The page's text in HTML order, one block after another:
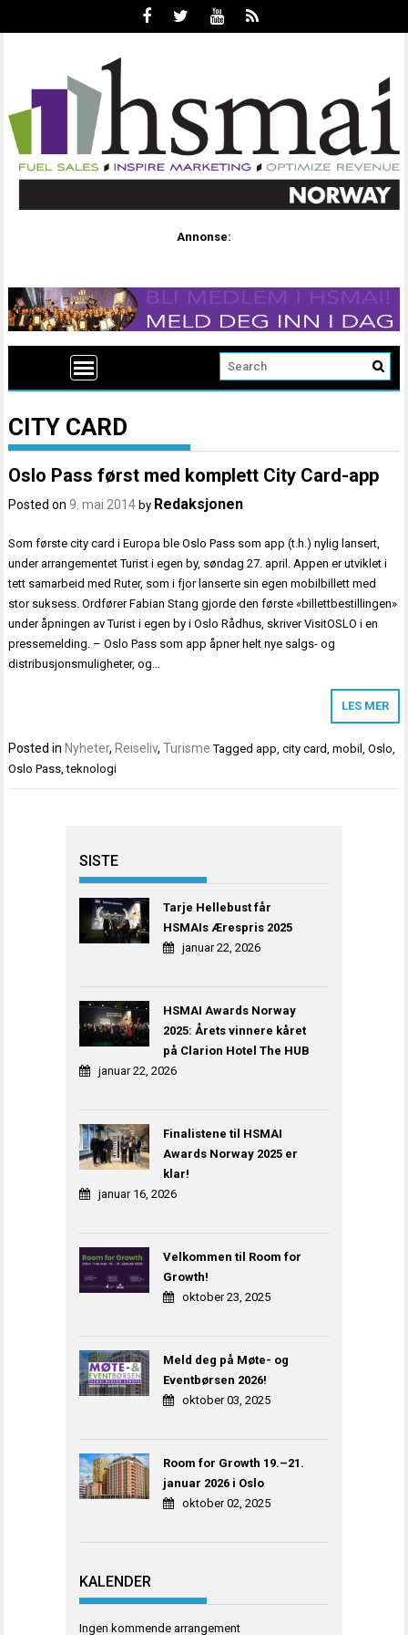
Annonse:
CITY CARD
Oslo Pass først med komplett City Card-app
Posted on9. mai 2014 by Redaksjonen
Som første city card i Europa ble Oslo Pass som app (t.h.) nylig lansert,
under arrangementet Turist i egen by, søndag 27. april. Appen er utviklet i
tett samarbeid med Ruter, som i fjor lanserte sin egen mobilbillett med
stor suksess. Ordfører Fabian Stang gjorde den første «billettbestillingen»
under åpningen av Turist i egen by i Oslo Rådhus, skriver VisitOSLO i en
pressemelding. – Oslo Pass som app åpner helt nye salgs- og
distribusjonsmuligheter, og…
LES MER
Posted in Nyheter, Reiseliv,Turisme Taggedapp,city card,mobil,Oslo,
Oslo Pass,teknologi
SISTE
Tarje Hellebust får
HSMAIs Ærespris 2025
januar 22, 2026
HSMAI Awards Norway
2025: Årets vinnere kåret
på Clarion Hotel The HUB
januar 22, 2026
Finalistene til HSMAI
Awards Norway 2025 er
klar!
januar 16, 2026
Velkommen til Room for
Growth!
oktober 23, 2025
Meld deg på Møte- og
Eventbørsen 2026!
oktober 03, 2025
Room for Growth 19.–21.
januar 2026 i Oslo
oktober 02, 2025
KALENDER
Ingen kommende arrangement